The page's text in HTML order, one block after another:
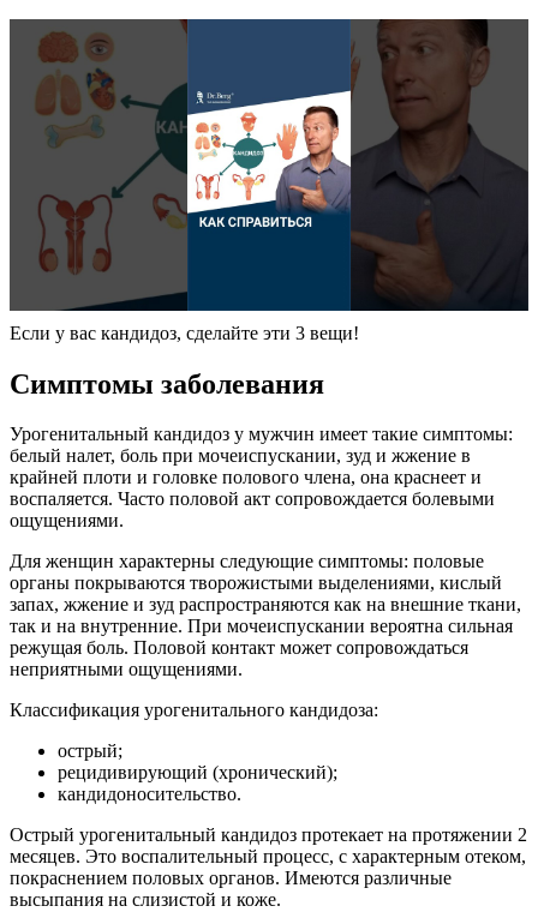
Если у вас кандидоз, сделайте эти 3 вещи!
Симптомы заболевания
Урогенитальный кандидоз у мужчин имеет такие симптомы:
белый налет, боль при мочеиспускании, зуд и жжение в
крайней плоти и головке полового члена, она краснеет и
воспаляется. Часто половой акт сопровождается болевыми
ощущениями.
Для женщин характерны следующие симптомы: половые
органы покрываются творожистыми выделениями, кислый
запах, жжение и зуд распространяются как на внешние ткани,
так и на внутренние. При мочеиспускании вероятна сильная
режущая боль. Половой контакт может сопровождаться
неприятными ощущениями.
Классификация урогенитального кандидоза:
острый;
рецидивирующий (хронический);
кандидоносительство.
Острый урогенитальный кандидоз протекает на протяжении 2
месяцев. Это воспалительный процесс, с характерным отеком,
покраснением половых органов. Имеются различные
высыпания на слизистой и коже.